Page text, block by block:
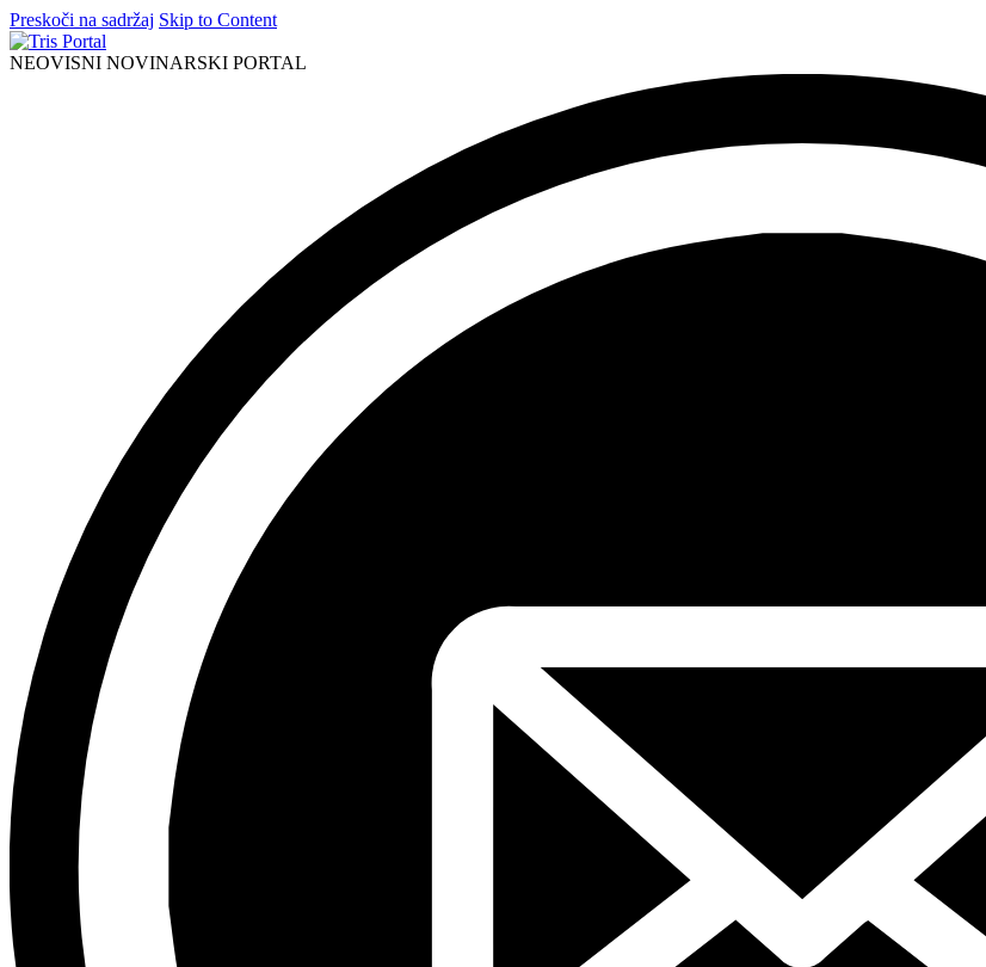
Preskoči na sadržaj Skip to Content
NEOVISNI NOVINARSKI PORTAL